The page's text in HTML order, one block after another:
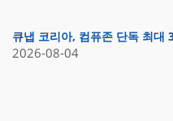
큐냅 코리아, 컴퓨존 단독 최대
2026-08-04